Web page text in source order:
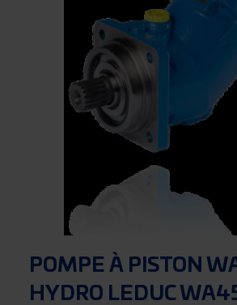
POMPE À PISTON
HYDRO LEDUC